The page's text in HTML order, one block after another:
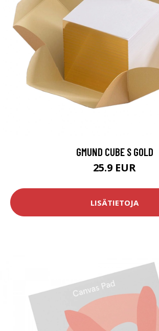
GMUND CUBE S GOLD
25.9 EUR
LISÄTIETOJA